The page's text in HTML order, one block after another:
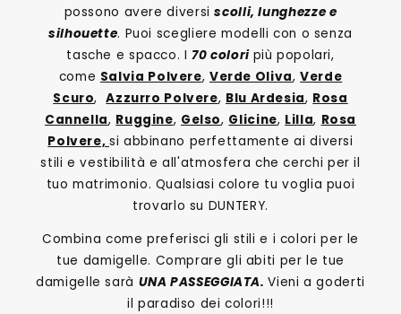
possono avere diversiscolli, lunghezze e
silhouette. Puoi scegliere modelli con o senza
tasche e spacco. I70 colori più popolari,
come Salvia Polvere, Verde Oliva,Verde
Scuro,Azzurro Polvere, Blu Ardesia, Rosa
Cannella, Ruggine, Gelso, Glicine, Lilla, Rosa
Polvere, si abbinano perfettamente ai diversi
stili e vestibilità e all'atmosfera che cerchi per il
tuo matrimonio. Qualsiasi colore tu voglia puoi
trovarlo su DUNTERY.
Combina come preferisci gli stili e i colori per le
tue damigelle. Comprare gli abiti per le tue
damigelle sarà UNA PASSEGGIATA.Vieni a goderti
il paradiso dei colori!!!